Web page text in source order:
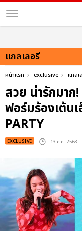
แกลเลอรี
หน้าแรก exclusive แกลเ
สวย น่ารักมาก
ฟอร์มร้องเต้น
PARTY
EXCLUSIVE : 13 ก.ค. 2563